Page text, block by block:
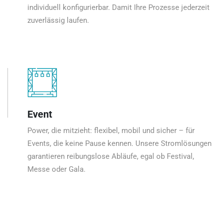
individuell konfigurierbar. Damit Ihre Prozesse jederzeit
zuverlässig laufen.
Event
Power, die mitzieht: flexibel, mobil und sicher – für
Events, die keine Pause kennen. Unsere Stromlösungen
garantieren reibungslose Abläufe, egal ob Festival,
Messe oder Gala.